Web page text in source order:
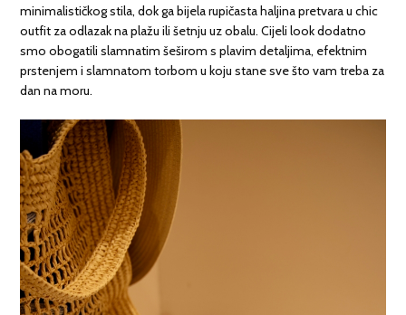
minimalističkog stila, dok ga bijela rupičasta haljina pretvara u chic
outfit za odlazak na plažu ili šetnju uz obalu. Cijeli look dodatno
smo obogatili slamnatim šeširom s plavim detaljima, efektnim
prstenjem i slamnatom torbom u koju stane sve što vam treba za
dan na moru.